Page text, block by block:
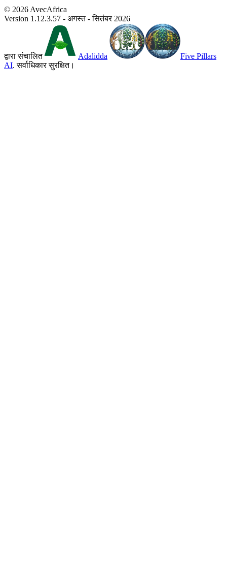
© 2026 AvecAfrica
Version 1.12.3.57 - अगस्त - सितंबर 2026
द्वारा संचालित Adalidda
Five Pillars
AI. सर्वाधिकार सुरक्षित।